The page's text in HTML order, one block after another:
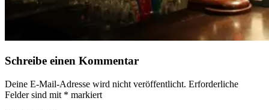
Schreibe einen Kommentar
Deine E-Mail-Adresse wird nicht veröffentlicht. Erforderliche
Felder sind mit * markiert